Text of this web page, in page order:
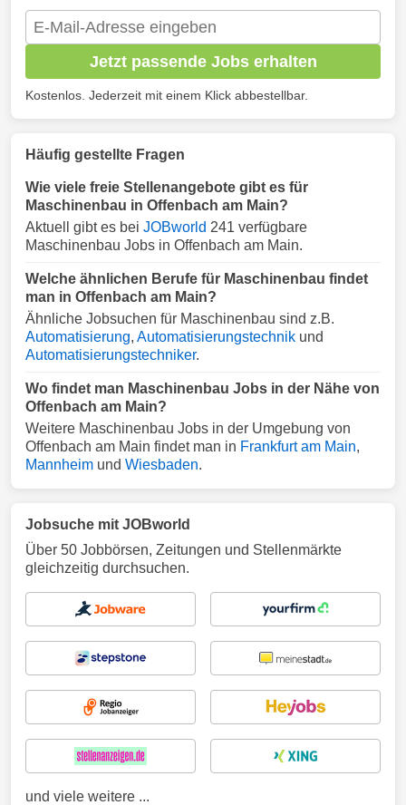
Jetzt passende Jobs erhalten
Kostenlos. Jederzeit mit einem Klick abbestellbar.
Häufig gestellte Fragen
Wie viele freie Stellenangebote gibt es für
Maschinenbau in Offenbach am Main?
Aktuell gibt es bei JOBworld 241 verfügbare
Maschinenbau Jobs in Offenbach am Main.
Welche ähnlichen Berufe für Maschinenbau findet
man in Offenbach am Main?
Ähnliche Jobsuchen für Maschinenbau sind z.B.
Automatisierung, Automatisierungstechnik und
Automatisierungstechniker.
Wo findet man Maschinenbau Jobs in der Nähe von
Offenbach am Main?
Weitere Maschinenbau Jobs in der Umgebung von
Offenbach am Main findet man in Frankfurt am Main,
Mannheim und Wiesbaden.
Jobsuche mit JOBworld
Über 50 Jobbörsen, Zeitungen und Stellenmärkte
gleichzeitig durchsuchen.
und viele weitere ...